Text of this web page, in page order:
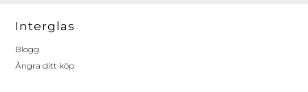
Interglas
Blogg
Ångra ditt köp